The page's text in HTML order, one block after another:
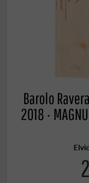
Barolo
2018 ·